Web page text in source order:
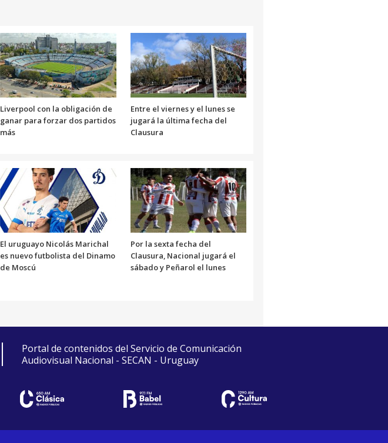
Liverpool con la obligación de
ganar para forzar dos partidos
más
Entre el viernes y el lunes se
jugará la última fecha del
Clausura
El uruguayo Nicolás Marichal
es nuevo futbolista del Dinamo
de Moscú
Por la sexta fecha del
Clausura, Nacional jugará el
sábado y Peñarol el lunes
Portal de contenidos del Servicio de Comunicación
Audiovisual Nacional - SECAN - Uruguay